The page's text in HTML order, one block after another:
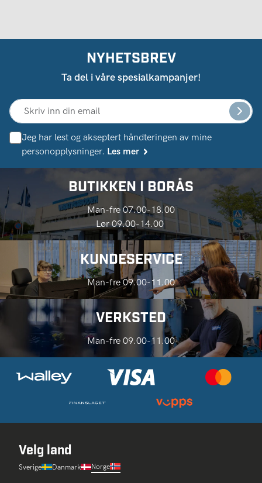
NYHETSBREV
Ta del i våre spesialkampanjer!
Jeg har lest og akseptert håndteringen av mine
personopplysninger. Les mer
BUTIKKEN I BORÅS
Man-fre 07.00-18.00
Lør 09.00-14.00
KUNDESERVICE
Man-fre 09.00-11.00
VERKSTED
Man-fre 09.00-11.00
Velg land
Sverige Danmark Norge